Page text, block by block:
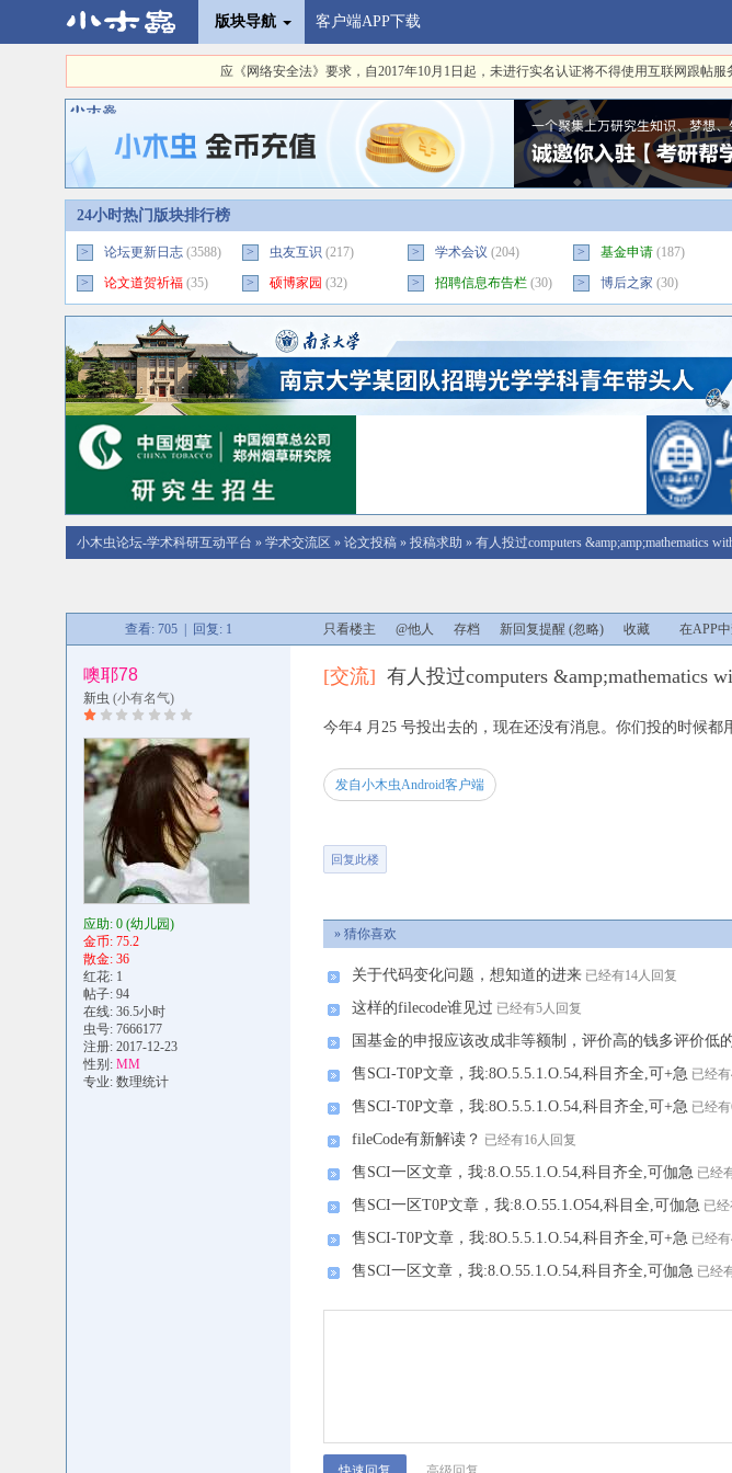
版块导航 客户端APP下载
应《网络安全法》要求，自2017年10月1日起，未进行实名认证将不得使用互联网跟帖
24小时热门版块排行榜
> 论坛更新日志(3588) > 虫友互识 (217) > 学术会议 (204) > 基金申请(187)
>
论文道贺祈福(35) > 硕博家园 (32) > 招聘信息布告栏(30) > 博后之家 (30)
小木虫论坛-学术科研互动平台 » 学术交流区 » 论文投稿» 投稿求助 » 有人投过computers &amp;amp;mathematics
查看: 705 | 回复: 1 只看楼主 @他人 存档 新回复提醒 (忽略) 收藏 在APP
噢耶78
新虫 (小有名气)
应助: 0 (幼儿园)
金币: 75.2
散金: 36
红花: 1
帖子: 94
在线: 36.5小时
虫号: 7666177
注册: 2017-12-23
性别: MM
专业: 数理统计
[交流] 有人投过computers &amp;mathematics
今年4 月25 号投出去的，现在还没有消息。你们投的时候都
发自小木虫Android客户端
回复此楼
» 猜你喜欢
关于代码变化问题，想知道的进来 已经有14人回复
这样的filecode谁见过 已经有5人回复
国基金的申报应该改成非等额制，评价高的钱多评价低
售SCI-T0P文章，我:8O.5.5.1.O.54,科目齐全,可+急 已经
售SCI-T0P文章，我:8O.5.5.1.O.54,科目齐全,可+急 已经
fileCode有新解读？ 已经有16人回复
售SCI一区文章，我:8.O.55.1.O.54,科目齐全,可伽急 已经
售SCI一区T0P文章，我:8.O.55.1.O54,科目全,可伽急 已
售SCI-T0P文章，我:8O.5.5.1.O.54,科目齐全,可+急 已经
售SCI一区文章，我:8.O.55.1.O.54,科目齐全,可伽急 已经